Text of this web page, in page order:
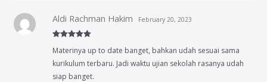
of 5
Aldi Rachman Hakim February 20, 2023
Materinya up to date banget, bahkan udah sesuai sama
kurikulum terbaru. Jadi waktu ujian sekolah rasanya udah
siap banget.